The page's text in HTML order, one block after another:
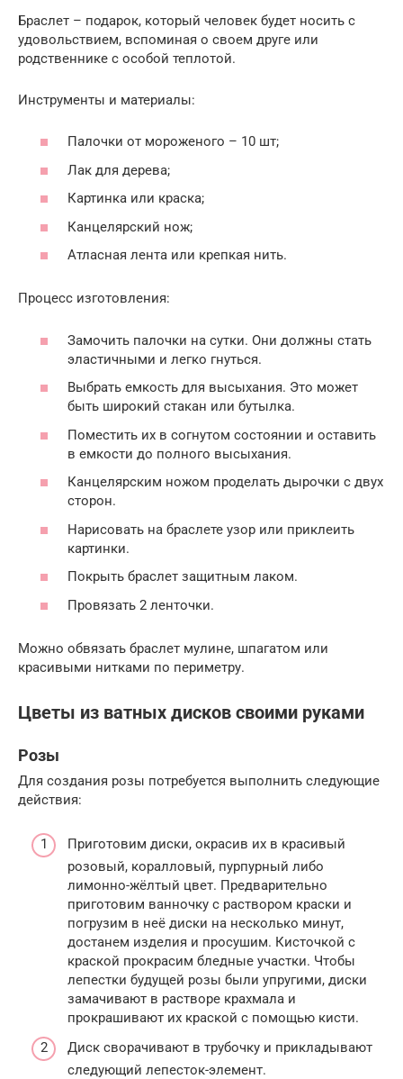
Браслет – подарок, который человек будет носить с
удовольствием, вспоминая о своем друге или
родственнике с особой теплотой.
Инструменты и материалы:
Палочки от мороженого – 10 шт;
Лак для дерева;
Картинка или краска;
Канцелярский нож;
Атласная лента или крепкая нить.
Процесс изготовления:
Замочить палочки на сутки. Они должны стать
эластичными и легко гнуться.
Выбрать емкость для высыхания. Это может
быть широкий стакан или бутылка.
Поместить их в согнутом состоянии и оставить
в емкости до полного высыхания.
Канцелярским ножом проделать дырочки с двух
сторон.
Нарисовать на браслете узор или приклеить
картинки.
Покрыть браслет защитным лаком.
Провязать 2 ленточки.
Можно обвязать браслет мулине, шпагатом или
красивыми нитками по периметру.
Цветы из ватных дисков своими руками
Розы
Для создания розы потребуется выполнить следующие
действия:
Приготовим диски, окрасив их в красивый
розовый, коралловый, пурпурный либо
лимонно-жёлтый цвет. Предварительно
приготовим ванночку с раствором краски и
погрузим в неё диски на несколько минут,
достанем изделия и просушим. Кисточкой с
краской прокрасим бледные участки. Чтобы
лепестки будущей розы были упругими, диски
замачивают в растворе крахмала и
прокрашивают их краской с помощью кисти.
Диск сворачивают в трубочку и прикладывают
следующий лепесток-элемент.